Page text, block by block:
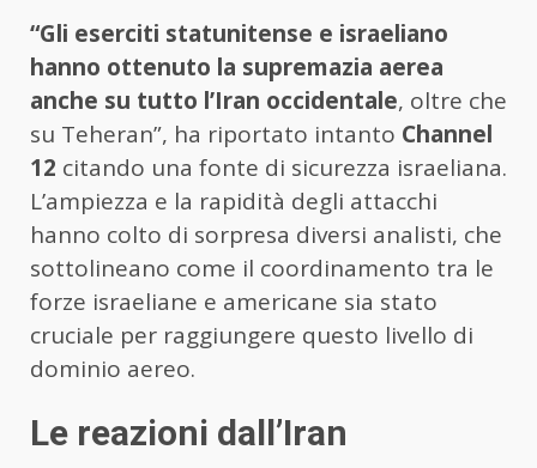
“Gli eserciti statunitense e israeliano
hanno ottenuto la supremazia aerea
anche su tutto l’Iran occidentale, oltre che
su Teheran”, ha riportato intanto Channel
12 citando una fonte di sicurezza israeliana.
L’ampiezza e la rapidità degli attacchi
hanno colto di sorpresa diversi analisti, che
sottolineano come il coordinamento tra le
forze israeliane e americane sia stato
cruciale per raggiungere questo livello di
dominio aereo.
Le reazioni dall’Iran